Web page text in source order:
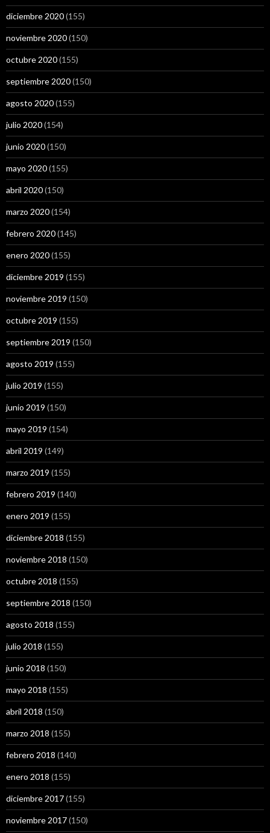
diciembre 2020(155)
noviembre 2020(150)
octubre 2020(155)
septiembre 2020(150)
agosto 2020(155)
julio 2020(154)
junio 2020(150)
mayo 2020(155)
abril 2020(150)
marzo 2020(154)
febrero 2020(145)
enero 2020(155)
diciembre 2019 (155)
noviembre 2019 (150)
octubre 2019 (155)
septiembre 2019 (150)
agosto 2019 (155)
julio 2019 (155)
junio 2019 (150)
mayo 2019 (154)
abril 2019 (149)
marzo 2019 (155)
febrero 2019 (140)
enero 2019 (155)
diciembre 2018 (155)
noviembre 2018 (150)
octubre 2018 (155)
septiembre 2018 (150)
agosto 2018 (155)
julio 2018 (155)
junio 2018 (150)
mayo 2018 (155)
abril 2018 (150)
marzo 2018 (155)
febrero 2018 (140)
enero 2018 (155)
diciembre 2017(155)
noviembre 2017(150)